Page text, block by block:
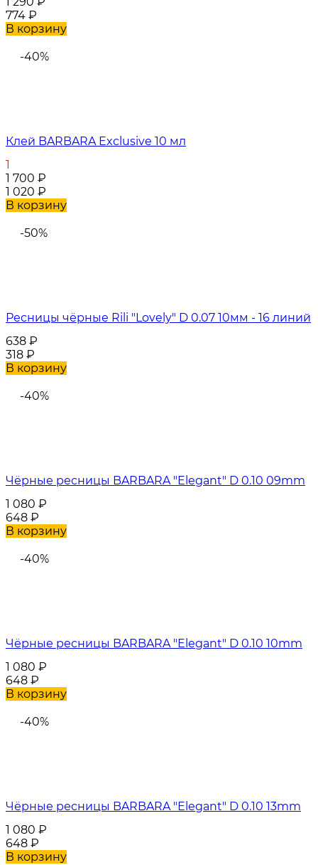
774 ₽
В корзину
-40%
Клей BARBARA Exclusive 10 мл
1
1 700 ₽
1 020 ₽
В корзину
-50%
Ресницы чёрные Rili "Lovely" D 0.07 10мм - 16 линий
638 ₽
318 ₽
В корзину
-40%
Чёрные ресницы BARBARA "Elegant" D 0.10 09mm
1 080 ₽
648 ₽
В корзину
-40%
Чёрные ресницы BARBARA "Elegant" D 0.10 10mm
1 080 ₽
648 ₽
В корзину
-40%
Чёрные ресницы BARBARA "Elegant" D 0.10 13mm
1 080 ₽
648 ₽
В корзину